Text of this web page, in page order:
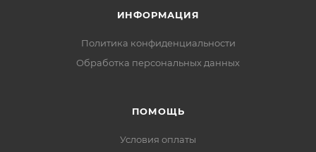
ИНФОРМАЦИЯ
Политика конфиденциальности
Обработка персональных данных
ПОМОЩЬ
Условия оплаты